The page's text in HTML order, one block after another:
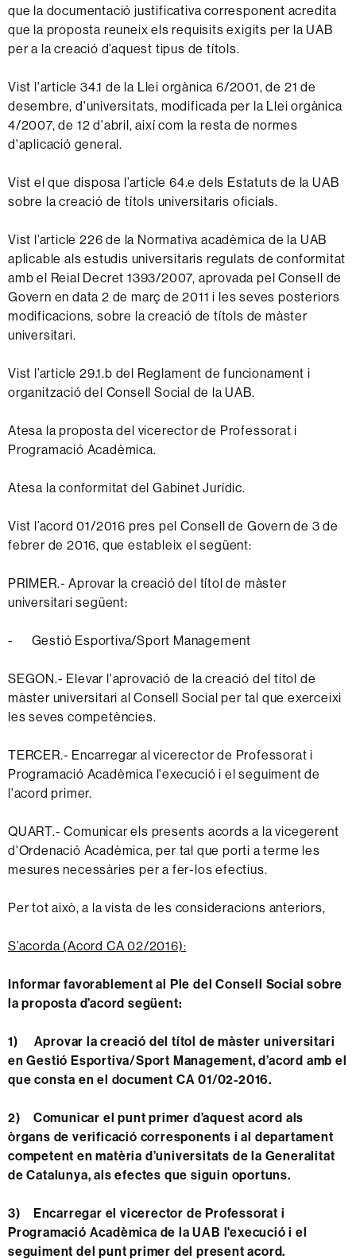
que la documentació justificativa corresponent acredita
que la proposta reuneix els requisits exigits per la UAB
per a la creació d’aquest tipus de títols.
Vist l'article 34.1 de la Llei orgànica 6/2001, de 21 de
desembre, d'universitats, modificada per la Llei orgànica
4/2007, de 12 d'abril, així com la resta de normes
d'aplicació general.
Vist el que disposa l’article 64.e dels Estatuts de la UAB
sobre la creació de títols universitaris oficials.
Vist l’article 226 de la Normativa acadèmica de la UAB
aplicable als estudis universitaris regulats de conformitat
amb el Reial Decret 1393/2007, aprovada pel Consell de
Govern en data 2 de març de 2011 i les seves posteriors
modificacions, sobre la creació de títols de màster
universitari.
Vist l’article 29.1.b del Reglament de funcionament i
organització del Consell Social de la UAB.
Atesa la proposta del vicerector de Professorat i
Programació Acadèmica.
Atesa la conformitat del Gabinet Jurídic.
Vist l’acord 01/2016 pres pel Consell de Govern de 3 de
febrer de 2016, que estableix el següent:
PRIMER.- Aprovar la creació del títol de màster
universitari següent:
- Gestió Esportiva/Sport Management
SEGON.- Elevar l'aprovació de la creació del títol de
màster universitari al Consell Social per tal que exerceixi
les seves competències.
TERCER.- Encarregar al vicerector de Professorat i
Programació Acadèmica l'execució i el seguiment de
l'acord primer.
QUART.- Comunicar els presents acords a la vicegerent
d'Ordenació Acadèmica, per tal que porti a terme les
mesures necessàries per a fer-los efectius.
Per tot això, a la vista de les consideracions anteriors,
S’acorda (Acord CA 02/2016):
Informar favorablement al Ple del Consell Social sobre
la proposta d’acord següent:
1) Aprovar la creació del títol de màster universitari
en Gestió Esportiva/Sport Management, d’acord amb el
que consta en el document CA 01/02-2016.
2) Comunicar el punt primer d’aquest acord als
òrgans de verificació corresponents i al departament
competent en matèria d’universitats de la Generalitat
de Catalunya, als efectes que siguin oportuns.
3) Encarregar el vicerector de Professorat i
Programació Acadèmica de la UAB l'execució i el
seguiment del punt primer del present acord.